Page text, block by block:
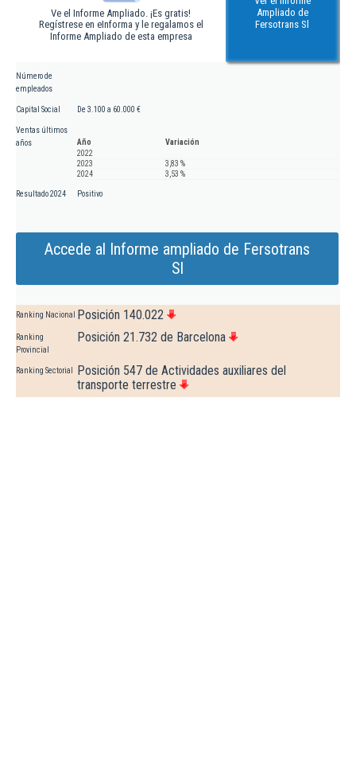
Ve el Informe Ampliado. ¡Es gratis!
Regístrese en eInforma y le regalamos el
Informe Ampliado de esta empresa
Ampliado de
Fersotrans Sl
Número de
empleados
Capital Social De 3.100 a 60.000 €
Ventas últimos
años
Año
Variación
2022
2023
3,83 %
2024
3,53 %
Resultado 2024 Positivo
Accede al Informe ampliado de Fersotrans
Sl
Ranking Nacional Posición 140.022
Ranking
Provincial
Posición 21.732 de Barcelona
Ranking Sectorial
Posición 547 de Actividades auxiliares del
transporte terrestre